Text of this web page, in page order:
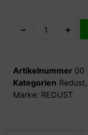
– +
Artikelnummer 00
Kategorien Redust,
Marke: REDUST